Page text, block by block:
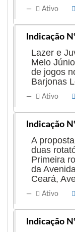
Ativo
Indicação
Lazer e
Melo
de jogos
Barjonas
Ativo
Indicação
A
duas
Primeira
da
Ceará,
Ativo
Indicação